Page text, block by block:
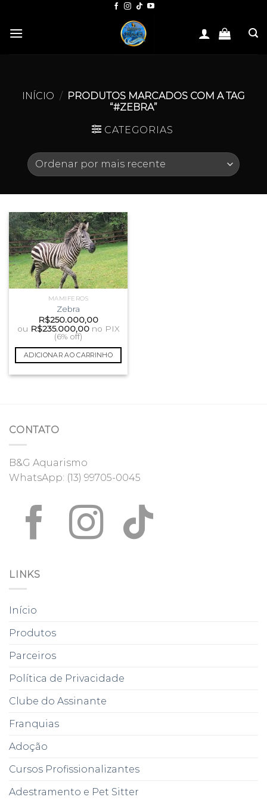
content
INÍCIO / PRODUTOS MARCADOS COM A TAG
“#ZEBRA”
CATEGORIAS
MAMIFEROS
Zebra
R$250.000,00
ou R$235.000,00 no PIX
(6% off)
ADICIONAR AO CARRINHO
CONTATO
B&G Aquarismo
WhatsApp: (13) 99705-0045
LINKS
Início
Produtos
Parceiros
Política de Privacidade
Clube do Assinante
Franquias
Adoção
Cursos Profissionalizantes
Adestramento e Pet Sitter